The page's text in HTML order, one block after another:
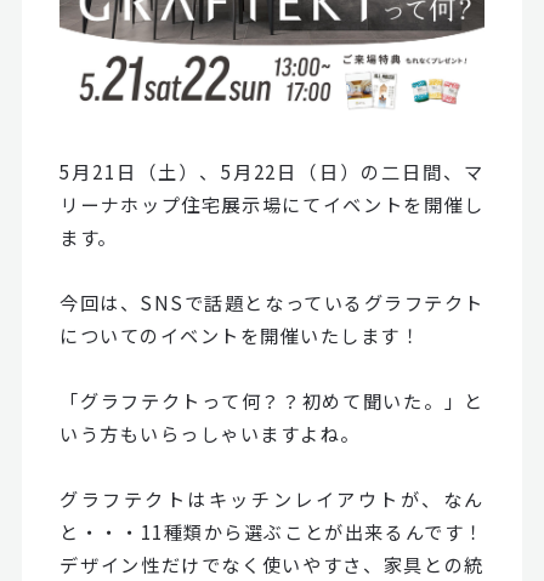
5月21日（土）、5月22日（日）の二日間、マ
リーナホップ住宅展示場にてイベントを開催し
ます。
今回は、SNSで話題となっているグラフテクト
についてのイベントを開催いたします！
「グラフテクトって何？？初めて聞いた。」と
いう方もいらっしゃいますよね。
グラフテクトはキッチンレイアウトが、なん
と・・・11種類から選ぶことが出来るんです！
デザイン性だけでなく使いやすさ、家具との統